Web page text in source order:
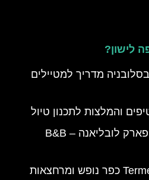
לישון?
מדריך למטיילים
והמלצות לתכנון טיול
מלון בד אנד ברקפסט פארק לובליאנה – B&B
טרמה קאטז – Terme Catez כפר נופש ומרחצאות